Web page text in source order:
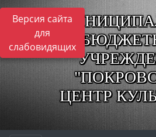
Версия сайта
для
слабовидящих
ЦЕНТР